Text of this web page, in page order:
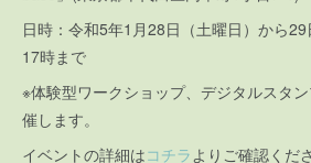
日時：令和5年1月28日（土曜日）から
17時まで
※体験型ワークショップ、デジタルスタ
催します。
イベントの詳細はコチラよりご確認くだ